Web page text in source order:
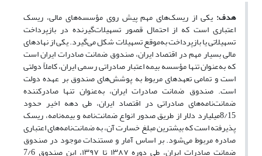
هدف: یکی از ریسک‌های مهم پیش روی مؤسسه‌های مالی، ریسک
اعتباری است که از احتمال قصور تسهیلات‌گیرنده در بازپرداخت
تسهیلاتی یا بازپرداخت به‌موقع تسهیلات شکل می‌گیرد. یکی از نهادهای
مالی بسیار مهم در اقتصاد ایران، صندوق ضمانت صادرات ایران است
که به‌عنوان تنها مؤسسه بیمه اعتبار صادراتی رسمی ایران، کاملاً دولتی
است و تمامی تعهدهای مربوط به پوشش‌های صندوق بر عهده دولت
است. صندوق ضمانت صادرات ایران، به‌عنوان تنها صادرکننده
ضمانت‌نامه‌های صادراتی در اقتصاد ایران، طی دهه اخیر حدود
8/15میلیارد دلار از طریق صدور انواع ضمانت‌نامه و بیمه‌نامه، ریسک
پذیرفته است که بیشترین مبلغ خسارت آن، به ضمانت‌نامه‌های اعتباری
صادره مربوط می‌شود. بر اساس آمار و مستندات موجود در صندوق
ضمانت صادرات ایران، طی دوره ۱۳۸۷ تا ۱۳۹۷، این صندوق 7/6